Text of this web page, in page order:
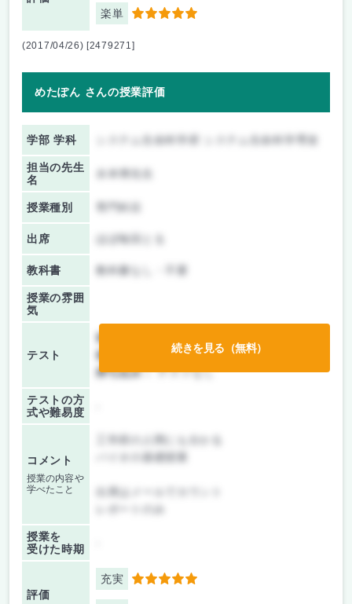
楽単 5
(2017/04/26) [2479271]
めたぽん さんの授業評価
学部 学科 システム生命科学府 システム生命科学専攻
担当の先生
名
授業種別
出席 ほぼ毎回とる
教科書 教科書なし・不要
授業の雰囲
気
テスト
前期/中間：
後期/期末：
レポートのみ
持ち込み：テストなし
テストの方
式や難易度
コメント
授業の内容や
学べたこと
授業を
受けた時期
評価
充実 5
続きを見る（無料）